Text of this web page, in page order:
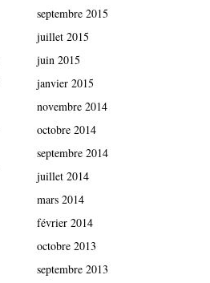
septembre 2015
juillet 2015
juin 2015
janvier 2015
novembre 2014
octobre 2014
septembre 2014
juillet 2014
mars 2014
février 2014
octobre 2013
septembre 2013